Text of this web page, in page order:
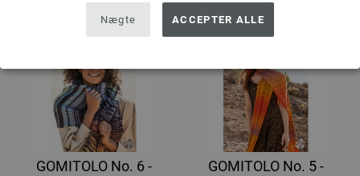
Nægte ACCEPTER ALLE
GOMITOLO No. 6 -
GOMITOLO No. 5 -